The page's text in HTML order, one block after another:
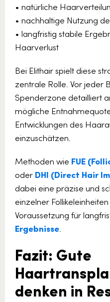
• natürliche
• nachhaltige Nutzung
• langfristig stabile
Haarverlust
Bei Elithair spielt diese
zentrale Rolle. Vor jeder
Spenderzone detailliert
mögliche
Entwicklungen des
einzuschätzen.
Methoden wie FUE
oder DHI (Direct Hair
dabei eine präzise und
einzelner
Voraussetzung für
Ergebnisse.
Fazit: Gute
denken in